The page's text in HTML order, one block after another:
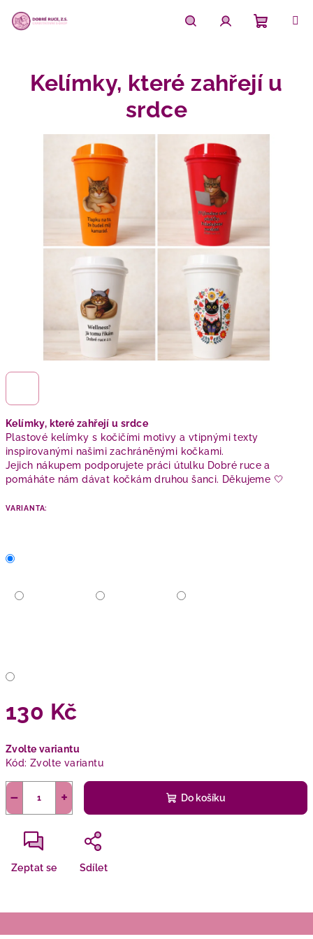
obsah
košík
Kelímky, které zahřejí u srdce
Plastové kelímky s kočičími motivy a vtipnými texty
inspirovanými našimi zachráněnými kočkami.
Jejich nákupem podporujete práci útulku Dobré ruce a
pomáháte nám dávat kočkám druhou šanci. Děkujeme 🤍
VARIANTA:
130 Kč
cena:
Zvolte variantu
Kód: Zvolte variantu
+
− Do košíku
Zeptat se Sdílet
Kelímky, které zahřejí u
srdce